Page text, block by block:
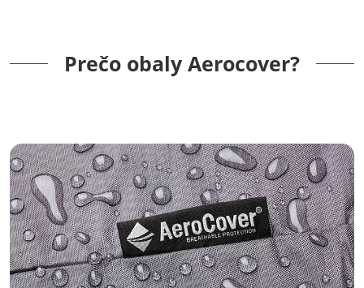
Prečo obaly Aerocover?